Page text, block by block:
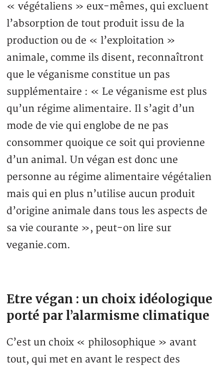
« végétaliens » eux-mêmes, qui excluent
l’absorption de tout produit issu de la
production ou de « l’exploitation »
animale, comme ils disent, reconnaîtront
que le véganisme constitue un pas
supplémentaire : « Le véganisme est plus
qu’un régime alimentaire. Il s’agit d’un
mode de vie qui englobe de ne pas
consommer quoique ce soit qui provienne
d’un animal. Un végan est donc une
personne au régime alimentaire végétalien
mais qui en plus n’utilise aucun produit
d’origine animale dans tous les aspects de
sa vie courante », peut-on lire sur
veganie.com.
Etre végan : un choix idéologique
porté par l’alarmisme climatique
C’est un choix « philosophique » avant
tout, qui met en avant le respect des